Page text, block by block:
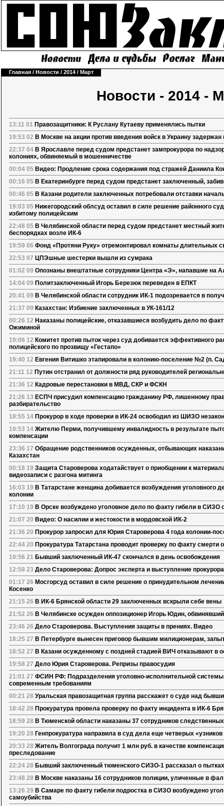
Главная / Новости / 2014 / Март
Новости - 2014 -
13:11 01 Правозащитники: К Руслану Кутаеву применялись пытки
19:53 02 В Москве на акции против введения войск в Украину
22:37 04 В Ярославле перед судом предстанет зампрокурора по
колониях, обвиняемый в мошенничестве
00:04 05 Видео: Продление срока содержания под стражей Даниила
00:16 05 В Екатеринбурге перед судом предстанет заключенный,
00:46 05 В Казани родители заключенных потребовали отставки
19:03 05 Нижегородский облсуд оставил в силе решение районного
избитому полицейским
22:48 05 В Челябинской области перед судом предстанет местный
беспорядках возле ИК-6
19:59 06 Фонд «Протяни Руку» отремонтировал комнаты длительных
22:53 07 ЦПЭшные шестерки вышли из сумрака
01:02 09 Опознаны внештатные сотрудники Центра «Э», напавшие на
14:04 09 Политзаключенный Игорь Березюк переведен в ЕПКТ
20:41 09 В Челябинской области сотрудник ИК-1 подозревается в
21:37 09 Казахстан: Избиение заключенных в УК-161/12
00:26 12 Наказаны полицейские, отказавшиеся возбудить дело по
Ожиминой
19:06 12 Комитет против пыток через суд добивается эффективного
полицейского по прозвищу «Гестапо»
19:40 12 Евгения Витишко этапировали в колонию-поселение №2 (п.
21:11 12 Путин отстранил от должности ряд руководителей
21:36 12 Кадровые перестановки в МВД, СКР и ФСКН
21:26 13 ЕСПЧ присудил компенсацию гражданину РФ, лишенному
разбирательство
18:55 14 Прокурор в ходе проверки в ИК-24 освободил из ШИЗО
19:53 14 Жителю Перми, получившему инвалидность в результате
компенсации
23:36 17 Обращение родственников осужденных, отбывающих
Казахстан
00:18 19 Защита Староверова ходатайствует о приобщении к
видеозаписи с разгона митинга
16:03 19 В Татарстане женщина добивается возбуждения уголовного
колонии
17:10 19 В Орске возбуждено уголовное дело по факту гибели в СИЗО
21:07 20 Видео: О насилии и жестокости в мордовской ИК-2
21:36 20 Прокурор запросил для Юрия Староверова 4 года колонии-
22:44 20 Прокуратура Татарстана проводит проверку по факту смерти
19:56 21 Бывший заключенный ИК-47 скончался в день освобождения
12:58 23 Дело Староверова: Допрос эксперта и выступление
01:17 26 Мосгорсуд оставил в силе решение о принудительном
Косенко
21:15 26 В ИК-6 Брянской области 29 заключенных вскрыли себе вены
21:52 26 В Челябинске осужден оппозиционер Игорь Юдин,
23:46 26 Дело Староверова. Выступления защиты в прениях. Видео
18:25 27 В Петербурге вынесен приговор бывшим милиционерам,
18:52 27 В Казани осужденному с поздней стадией ВИЧ отказывают в
19:58 27 Дело Юрия Староверова. Репризы правосудия
21:01 27 ФСИН РФ: Подразделения уголовно-исполнительной
современным требованиям
00:21 28 Уральская правозащитная группа расскажет о суде над
18:42 28 Прокуратура провела проверку по факту инцидента в ИК-6
18:59 28 В Тюменской области наказаны 37 сотрудников
19:20 28 Генпрокуратура направила в суд дела еще четверых
20:33 28 Житель Волгограда получит 1 млн руб. в качестве
преследование
22:24 28 Бывший заключенный тюменского СИЗО-1 рассказал о пытках
23:48 28 В Москве наказаны 16 сотрудников полиции, уличенные в
13:26 29 В Самаре по факту гибели подростка в СИЗО возбуждено
самоубийства